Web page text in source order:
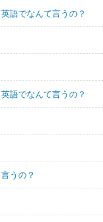
語でなんて言うの？
語でなんて言うの？
うの？